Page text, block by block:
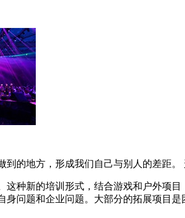
的地方，形成我们自己与别人的差距。
种新的培训形式，结合游戏和户外项
问题和企业问题。大部分的拓展项目